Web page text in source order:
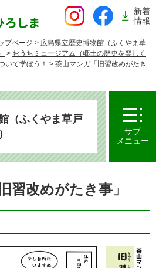
新着
情報
プページ > 広島県立歴史博物館（ふくやま草
> おうちミュージアム（郷土の歴史を楽しく
いて学ぼう！ > 茶山マンガ「旧習改めがたき
（ふくやま草戸
サブ
メニュー
習改めがたき事」